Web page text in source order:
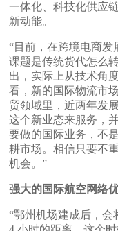
一体化、科技化供应
新动能。
“目前，在跨境电商
课题是传统货代怎么
出，实际上从技术角
看，新的国际物流市
贸领域里，近两年发
这个新业态来服务，
要做的国际业务，不
耕市场。相信只要不
机会。”
强大的国际航空网络
“鄂州机场建成后，会